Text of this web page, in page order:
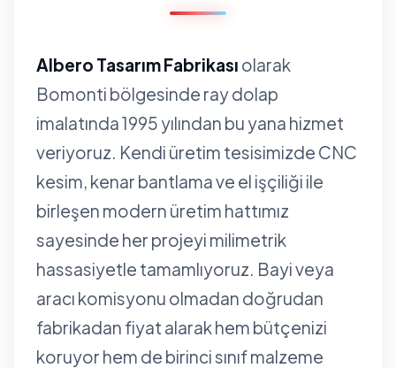
Albero Tasarım Fabrikası olarak
Bomonti bölgesinde ray dolap
imalatında 1995 yılından bu yana hizmet
veriyoruz. Kendi üretim tesisimizde CNC
kesim, kenar bantlama ve el işçiliği ile
birleşen modern üretim hattımız
sayesinde her projeyi milimetrik
hassasiyetle tamamlıyoruz. Bayi veya
aracı komisyonu olmadan doğrudan
fabrikadan fiyat alarak hem bütçenizi
koruyor hem de birinci sınıf malzeme